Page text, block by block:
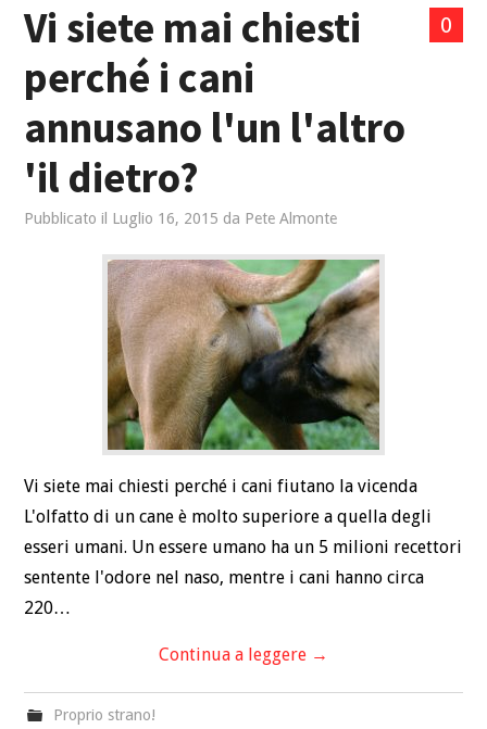
0
Vi siete mai chiesti
perché i cani
annusano l'un l'altro
'il dietro?
Pubblicato il Luglio 16, 2015 da Pete Almonte
Vi siete mai chiesti perché i cani fiutano la vicenda
L'olfatto di un cane è molto superiore a quella degli
esseri umani. Un essere umano ha un 5 milioni recettori
sentente l'odore nel naso, mentre i cani hanno circa
220…
Continua a leggere →
Proprio strano!